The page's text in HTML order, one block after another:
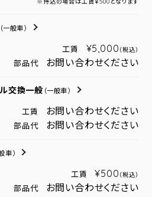
（一般車）
工賃 ¥5,000 （税込）
部品代 お問い合わせください
交換一般 （一般車）
工賃 お問い合わせください
部品代 お問い合わせください
車）
工賃 ¥500 （税込）
部品代 お問い合わせください